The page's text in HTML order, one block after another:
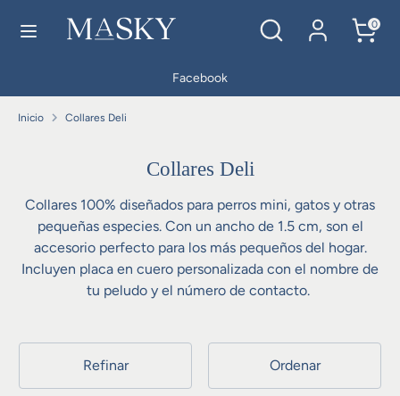
directamente
Buscar
buscar
0
en
nuestra
Facebook
Inicio Collares Deli
Collares Deli
Collares 100% diseñados para perros mini, gatos y otras
pequeñas especies. Con un ancho de 1.5 cm, son el
accesorio perfecto para los más pequeños del hogar.
Incluyen placa en cuero personalizada con el nombre de
tu peludo y el número de contacto.
Refinar Ordenar